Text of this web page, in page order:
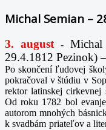
Michal Semian –
3. august -Michal
29.4.1812 Pezinok)
Po skončení ľudovej
pokračoval v štúdiu v
rektor latinskej
Od roku 1782 bol
autorom mnohých
k svadbám priateľov a